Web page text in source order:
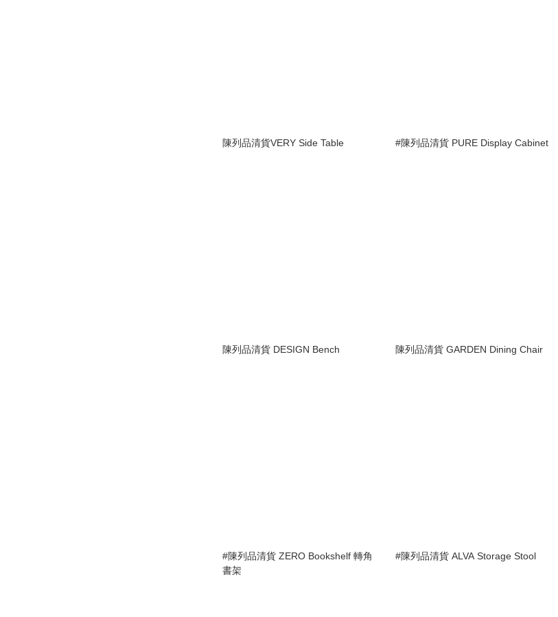
陳列品清貨VERY Side Table #陳列品清貨 PURE Display Cabinet
陳列品清貨 DESIGN Bench 陳列品清貨 GARDEN Dining Chair
#陳列品清貨 ZERO Bookshelf 轉角
書架
#陳列品清貨 ALVA Storage Stool